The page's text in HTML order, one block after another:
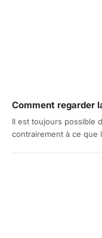
Comment regarder
Il est toujours possible
contrairement à ce que